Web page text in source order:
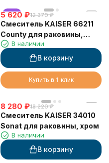
хит
5 620 ₽12 370 ₽
Смеситель KAISER 66211
County для раковины,
хромВ наличии
В корзину
Купить в 1 клик
8 280 ₽18 220 ₽
Смеситель KAISER 34010
Sonat для раковины, хром
В наличии
В корзину